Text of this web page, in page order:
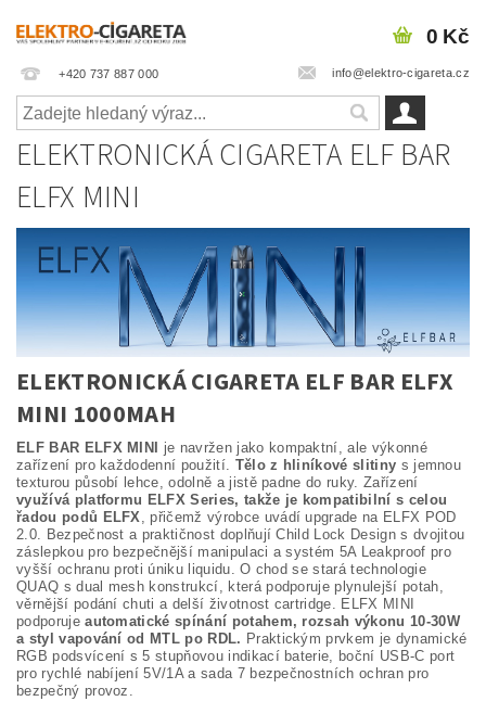
+420 737 887 000 info@elektro-cigareta.cz
0 Kč
ELEKTRONICKÁ CIGARETA ELF BAR
ELFX MINI
ELEKTRONICKÁ CIGARETA ELF BAR ELFX
MINI 1000MAH
ELF BAR ELFX MINI
je navržen jako kompaktní, ale výkonné
zařízení pro každodenní použití. Tělo z hliníkové slitiny s jemnou
texturou působí lehce, odolně a jistě padne do ruky. Zařízení
využívá platformu ELFX Series, takže je kompatibilní s celou
řadou podů ELFX
, přičemž výrobce uvádí upgrade na ELFX POD
2.0. Bezpečnost a praktičnost doplňují Child Lock Design s dvojitou
záslepkou pro bezpečnější manipulaci a systém 5A Leakproof pro
vyšší ochranu proti úniku liquidu. O chod se stará technologie
QUAQ s dual mesh konstrukcí, která podporuje plynulejší potah,
věrnější podání chuti a delší životnost cartridge. ELFX MINI
podporujeautomatické spínání potahem, rozsah výkonu 10-30W
a styl vapování od MTL po RDL. Praktickým prvkem je dynamické
RGB podsvícení s 5 stupňovou indikací baterie, boční USB-C port
pro rychlé nabíjení 5V/1A a sada 7 bezpečnostních ochran pro
bezpečný provoz.